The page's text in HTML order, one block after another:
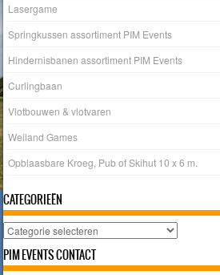
Lasergame
Springkussen assortiment PIM Events
Hindernisbanen assortiment PIM Events
Curlingbaan
Vlotbouwen & vlotvaren
Weiland Games
Opblaasbare Kroeg, Pub of Skihut 10 x 6 m.
CATEGORIEËN
Categorieën
PIM EVENTS CONTACT